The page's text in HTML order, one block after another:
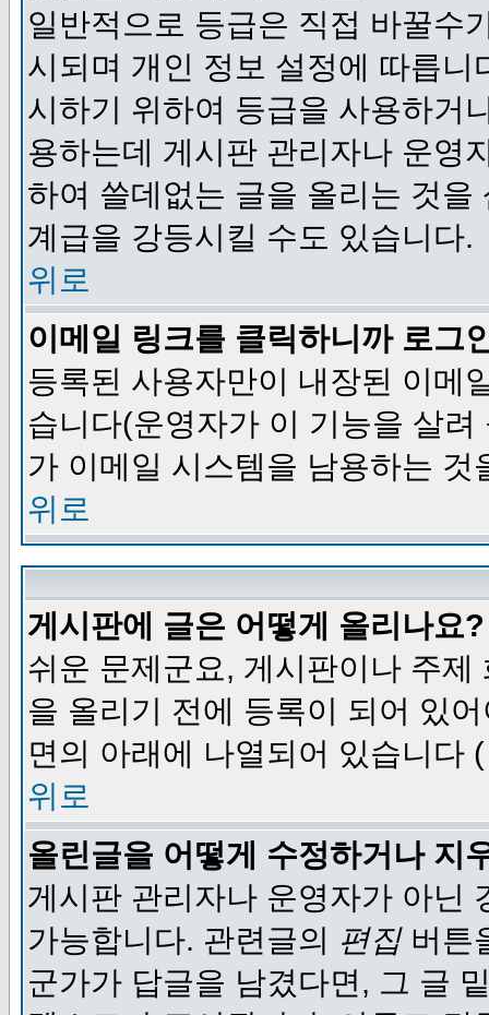
일반적으로 등급은 직접 바꿀수
시되며 개인 정보 설정에 따릅
시하기 위하여 등급을 사용하거
용하는데 게시판 관리자나 운영
하여 쓸데없는 글을 올리는 것
계급을 강등시킬 수도 있습니다.
위로
이메일 링크를 클릭하니까 로그
등록된 사용자만이 내장된 이메
습니다(운영자가 이 기능을 살
가 이메일 시스템을 남용하는 것
위로
게시판에 글은 어떻게 올리나요?
쉬운 문제군요, 게시판이나 주
을 올리기 전에 등록이 되어 있
면의 아래에 나열되어 있습니다 (
위로
올린글을 어떻게 수정하거나 지
게시판 관리자나 운영자가 아닌
가능합니다. 관련글의 편집버튼
군가가 답글을 남겼다면, 그 글